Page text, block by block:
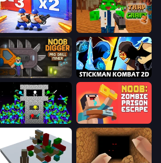
Battle Brigade Trap Craft 2
Noob Digger: Pro Drill Miner Stickman Kombat 2D
Stick Epic Fighter